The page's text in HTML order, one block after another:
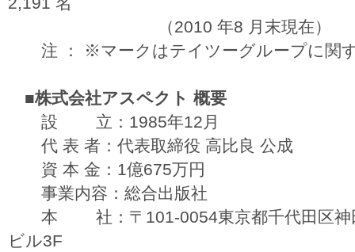
（2010 年8 月末現在）
注 ： ※マークはテイツーグループに関
■株式会社アスペクト 概要
設 立：1985年12月
代 表 者：代表取締役 高比良 公成
資 本 金：1億675万円
事業内容：総合出版社
本 社：〒101-0054東京都千代田区神
ビル3F